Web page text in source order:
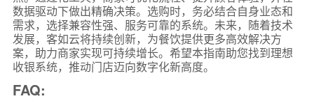
数据驱动下做出精确决策。选购时，务必结合自身业态和
需求，选择兼容性强、服务可靠的系统。未来，随着技术
发展，客如云将持续创新，为餐饮提供更多高效解决方
案，助力商家实现可持续增长。希望本指南助您找到理想
收银系统，推动门店迈向数字化新高度。
FAQ: